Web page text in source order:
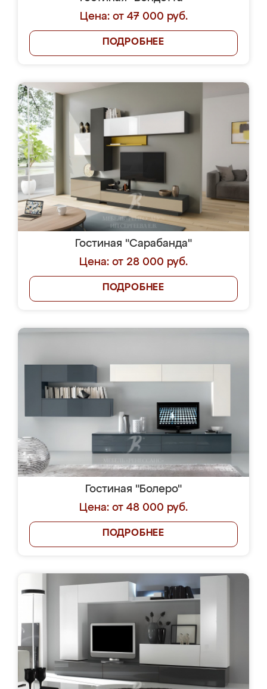
Цена: от 47 000 руб.
ПОДРОБНЕЕ
Гостиная "Сарабанда"
Цена: от 28 000 руб.
ПОДРОБНЕЕ
Гостиная "Болеро"
Цена: от 48 000 руб.
ПОДРОБНЕЕ